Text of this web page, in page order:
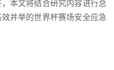
本文将结合研究内容进行总
并举的世界杯赛场安全应急